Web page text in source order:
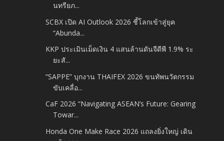
นทรียภ...
SCBX เปิด AI Outlook 2026 ชี้โลกเข้าสู่ยุค
“Abunda...
KKP ประเมินเม็ดเงิน 4 แสนล้านดันจีดีพี 1.9% ระ
ยะสั...
“SAPPE” บุกงาน THAIFEX 2026 ขนทัพนวัตกรรม
ขับเคลื่อ...
CaF 2026 “Navigating ASEAN’s Future: Gearing
Towar...
Honda One Make Race 2026 แถลงยิ่งใหญ่ เดิน